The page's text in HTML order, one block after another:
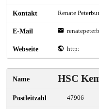
Renate
http:
HSC
47906